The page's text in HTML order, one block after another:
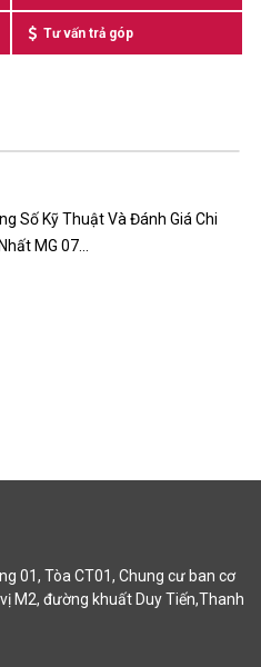
Tư vấn trả góp
Số Kỹ Thuật Và Đánh Giá Chi
MG 07...
01, Tòa CT01, Chung cư ban cơ
M2, đường khuất Duy Tiến,Thanh